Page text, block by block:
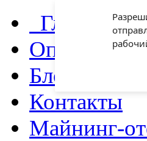
Главная
Оплата и
Блог
Контакты
Майнинг-